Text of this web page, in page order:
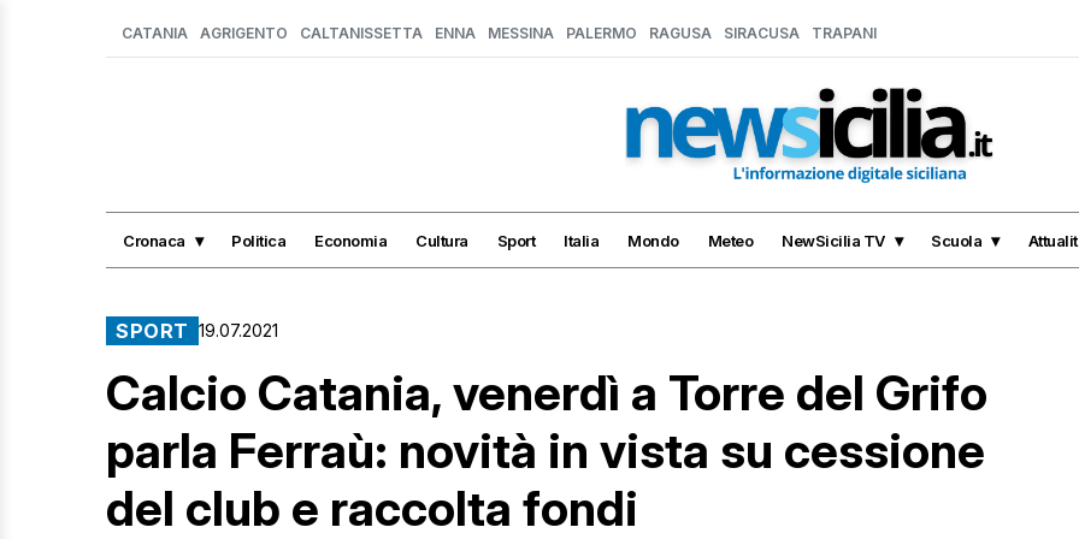
CATANIA AGRIGENTO CALTANISSETTA ENNA MESSINA PALERMO RAGUSA SIRACUSA TRAPANI
Cronaca Politica Economia Cultura Sport Italia Mondo Meteo NewSicilia TV Scuola
SPORT 19.07.2021
Calcio Catania, venerdì a Torre del Grifo
parla Ferraù: novità in vista su cessione
del club e raccolta fondi